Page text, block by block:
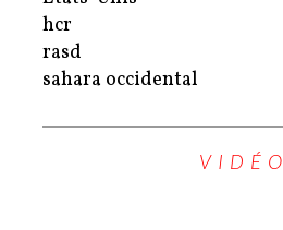
hcr
rasd
sahara occidental
VIDÉO